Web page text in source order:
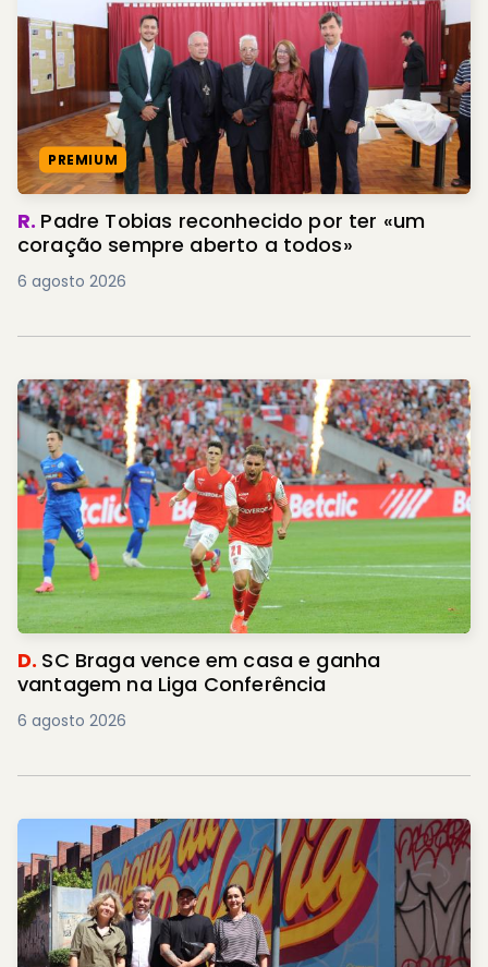
PREMIUM
R. Padre Tobias reconhecido por ter «um
coração sempre aberto a todos»
6 agosto 2026
D. SC Braga vence em casa e ganha
vantagem na Liga Conferência
6 agosto 2026